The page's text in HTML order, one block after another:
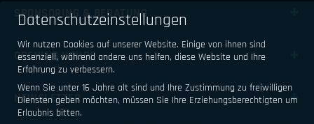
SPONSORING & BERATUNG
OPENING HOURS
NEWSLETTER
Datenschutzeinstellungen
Wir nutzen Cookies auf unserer Website. Einige von ihnen sind
essenziell, während andere uns helfen, diese Website und Ihre
Erfahrung zu verbessern.
Wenn Sie unter 16 Jahre alt sind und Ihre Zustimmung zu freiwilligen
Diensten geben möchten, müssen Sie Ihre Erziehungsberechtigten um
Erlaubnis bitten.